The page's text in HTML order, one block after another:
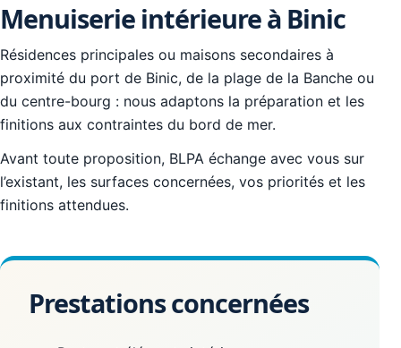
Menuiserie intérieure à Binic
Résidences principales ou maisons secondaires à
proximité du port de Binic, de la plage de la Banche ou
du centre-bourg : nous adaptons la préparation et les
finitions aux contraintes du bord de mer.
Avant toute proposition, BLPA échange avec vous sur
l’existant, les surfaces concernées, vos priorités et les
finitions attendues.
Prestations concernées